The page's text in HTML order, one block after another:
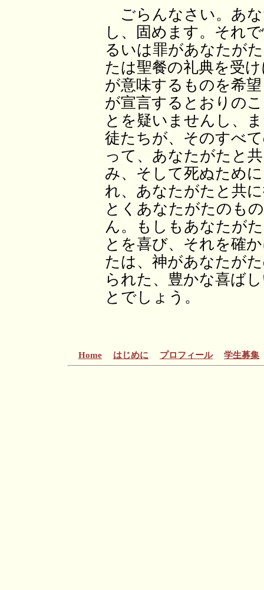
ごらんなさい。あ
し、固めます。それ
るいは罪があなたが
たは聖餐の礼典を受
が意味するものを希
が宣言するとおりの
とを疑いませんし、
徒たちが、そのすべ
って、あなたがたと
み、そして死ぬため
れ、あなたがたと共
とくあなたがたのも
ん。もしもあなたが
とを喜び、それを確
たは、神があなたが
られた、豊かな喜ば
とでしょう。
Home はじめに プロフィール 学生募集